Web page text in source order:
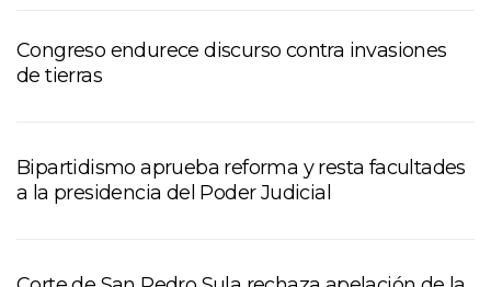
Congreso endurece discurso contra invasiones
de tierras
Bipartidismo aprueba reforma y resta facultades
a la presidencia del Poder Judicial